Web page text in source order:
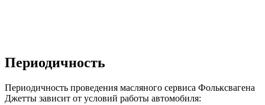
Периодичность
Периодичность проведения масляного сервиса Фольксвагена
Джетты зависит от условий работы автомобиля: